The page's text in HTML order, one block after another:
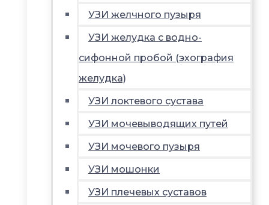
УЗИ желчного пузыря
УЗИ желудка с водно-
сифонной пробой (эхография
желудка)
УЗИ локтевого сустава
УЗИ мочевыводящих путей
УЗИ мочевого пузыря
УЗИ мошонки
УЗИ плечевых суставов